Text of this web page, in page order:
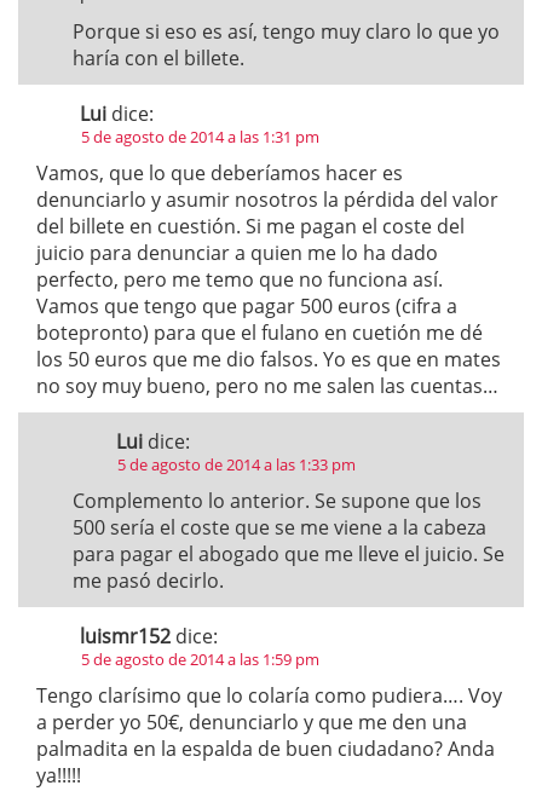
Porque si eso es así, tengo muy claro lo que yo
haría con el billete.
Lui dice:
5 de agosto de 2014 a las 1:31 pm
Vamos, que lo que deberíamos hacer es
denunciarlo y asumir nosotros la pérdida del valor
del billete en cuestión. Si me pagan el coste del
juicio para denunciar a quien me lo ha dado
perfecto, pero me temo que no funciona así.
Vamos que tengo que pagar 500 euros (cifra a
botepronto) para que el fulano en cuetión me dé
los 50 euros que me dio falsos. Yo es que en mates
no soy muy bueno, pero no me salen las cuentas…
Lui dice:
5 de agosto de 2014 a las 1:33 pm
Complemento lo anterior. Se supone que los
500 sería el coste que se me viene a la cabeza
para pagar el abogado que me lleve el juicio. Se
me pasó decirlo.
luismr152 dice:
5 de agosto de 2014 a las 1:59 pm
Tengo clarísimo que lo colaría como pudiera…. Voy
a perder yo 50€, denunciarlo y que me den una
palmadita en la espalda de buen ciudadano? Anda
ya!!!!!